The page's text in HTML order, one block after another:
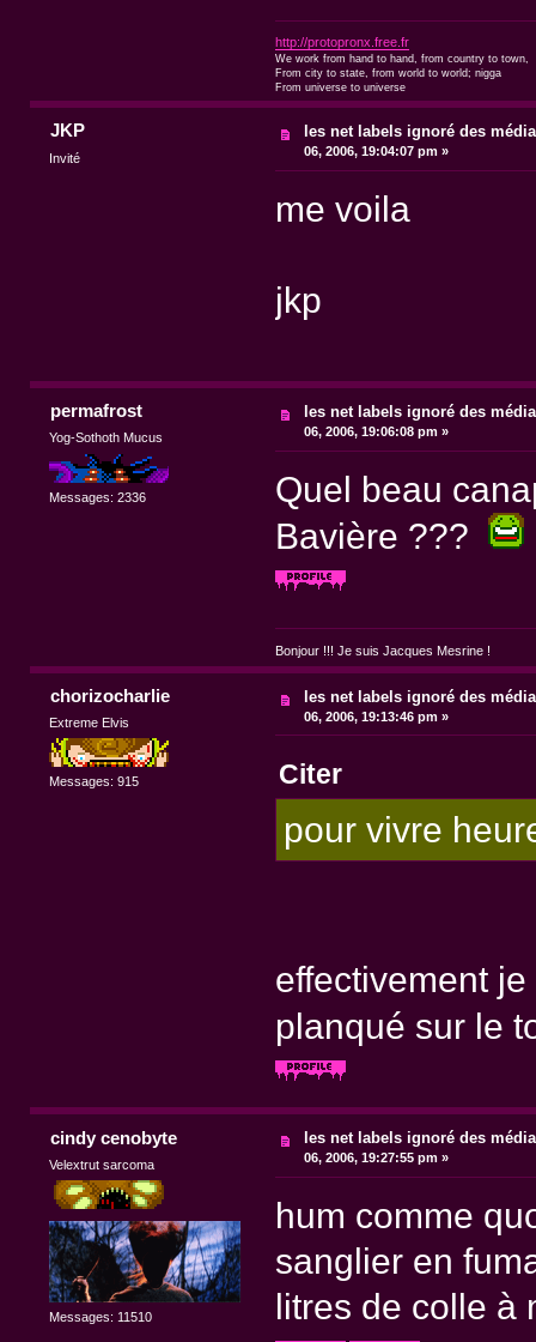
http://protopronx.free.fr
We work from hand to hand, from country to town,
From city to state, from world to world; nigga
From universe to universe
JKP
Invité
les net labels ignoré des
06, 2006, 19:04:07 pm »
me voila
jkp
permafrost
Yog-Sothoth Mucus
Messages: 2336
les net labels ignoré des
06, 2006, 19:06:08 pm »
Quel beau
Bavière ???
Bonjour !!! Je suis Jacques Mesrine !
chorizocharlie
Extreme Elvis
Messages: 915
les net labels ignoré des
06, 2006, 19:13:46 pm »
Citer
pour vivre
effectivement
planqué sur le
cindy cenobyte
Velextrut sarcoma
Messages: 11510
les net labels ignoré des
06, 2006, 19:27:55 pm »
hum comme
sanglier en
litres de colle à